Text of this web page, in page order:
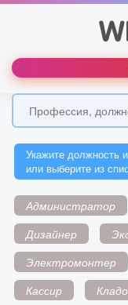
Укажите должность
или выберите из
Администратор
Дизайнер
Электромонтер
Кассир